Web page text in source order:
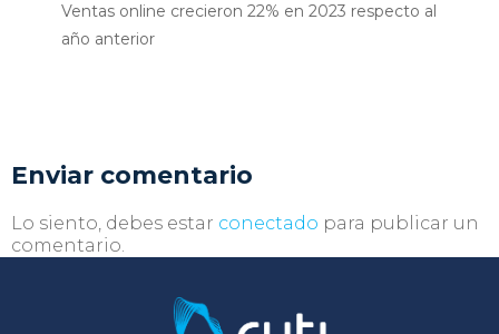
Ventas online crecieron 22% en 2023 respecto al
año anterior
Enviar comentario
Lo siento, debes estar conectado para publicar un
comentario.